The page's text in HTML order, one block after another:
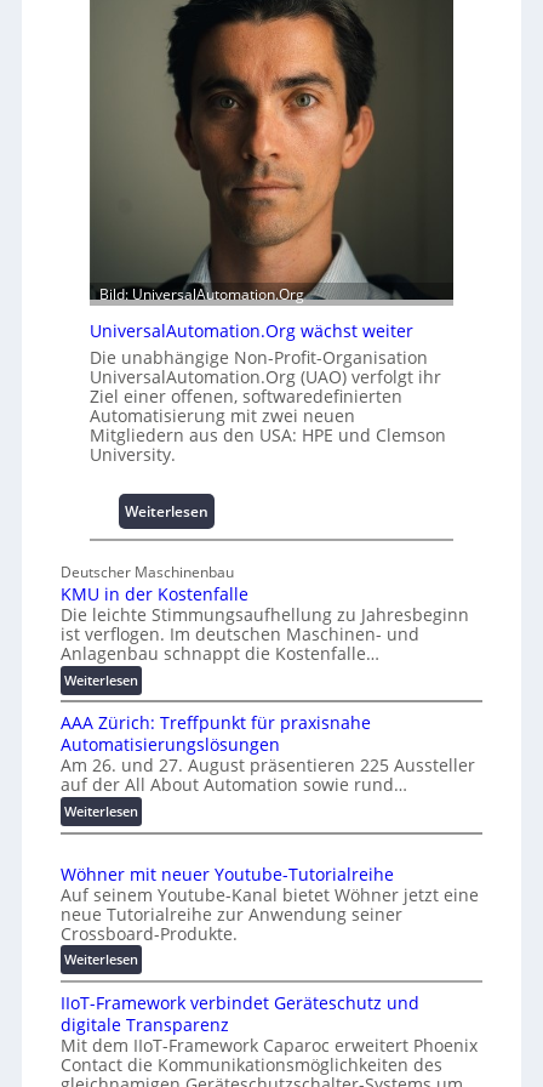
a
t
b
a
u
h
e
m
m
n
i
s
e
s
h
a
f
f
n
m
d
u
l
e
i
0
u
n
d
4
0
A
Bild: UniversalAutomation.Org
UniversalAutomation.Org wächst weiter
Die unabhängige Non-Profit-Organisation
UniversalAutomation.Org (UAO) verfolgt ihr
Ziel einer offenen, softwaredefinierten
Automatisierung mit zwei neuen
Mitgliedern aus den USA: HPE und Clemson
University.
Weiterlesen:
U
i
v
e
r
l
A
u
t
m
t
i
o
O
r
g
w
Deutscher Maschinenbau
KMU in der Kostenfalle
Die leichte Stimmungsaufhellung zu Jahresbeginn
ist verflogen. Im deutschen Maschinen- und
Anlagenbau schnappt die Kostenfalle…
Weiterlesen:
K
M
U
i
n
d
e
K
o
s
t
e
n
f
a
l
l
AAA Zürich: Treffpunkt für praxisnahe
Automatisierungslösungen
Am 26. und 27. August präsentieren 225 Aussteller
auf der All About Automation sowie rund…
Weiterlesen:
A
A
Z
ü
r
i
c
h
:
T
r
Wöhner mit neuer Youtube-Tutorialreihe
Auf seinem Youtube-Kanal bietet Wöhner jetzt eine
neue Tutorialreihe zur Anwendung seiner
Crossboard-Produkte.
Weiterlesen:
W
ö
h
n
e
IIoT-Framework verbindet Geräteschutz und
digitale Transparenz
Mit dem IIoT-Framework Caparoc erweitert Phoenix
Contact die Kommunikationsmöglichkeiten des